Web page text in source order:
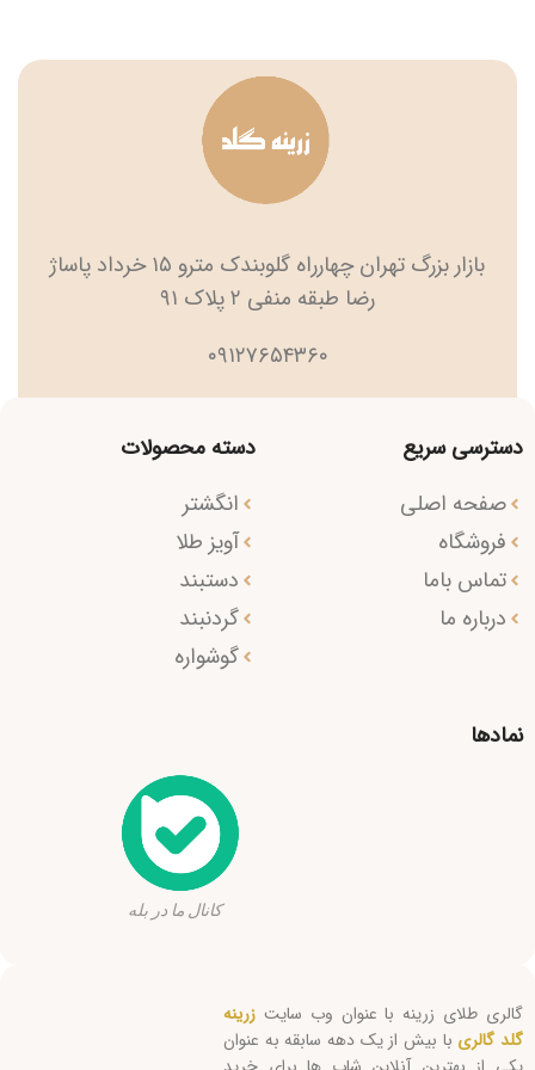
بازار بزرگ تهران چهارراه گلوبندک مترو ۱۵ خرداد پاساژ
رضا طبقه منفی ۲ پلاک ۹۱
۰۹۱۲۷۶۵۴۳۶۰
دسترسی سریع
صفحه اصلی
فروشگاه
تماس باما
درباره ما
دسته محصولات
انگشتر
آویز طلا
دستبند
گردنبند
گوشواره
نمادها
کانال ما در بله
گالری طلای زرینه با عنوان وب سایت زرینه
گلد گالری با بیش از یک دهه سابقه به عنوان